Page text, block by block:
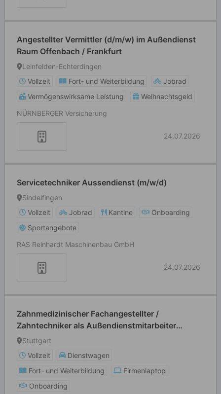
Angestellter Vermittler (d/m/w) im Außendienst
Raum Offenbach / Frankfurt
Leinfelden-Echterdingen
Vollzeit
Fort- und Weiterbildung
Jobrad
Vermögenswirksame Leistung
Weihnachtsgeld
NÜRNBERGER Versicherung
24.07.2026
Servicetechniker Aussendienst (m/w/d)
Sindelfingen
Vollzeit
Jobrad Kantine
Onboarding
Sportangebote
RAS Reinhardt Maschinenbau GmbH
24.07.2026
Zahnmedizinischer Fachangestellter /
Zahntechniker als Außendienstmitarbeiter
(m/w/d)
Stuttgart
Vollzeit
Dienstwagen
Fort- und Weiterbildung
Firmenlaptop
Onboarding